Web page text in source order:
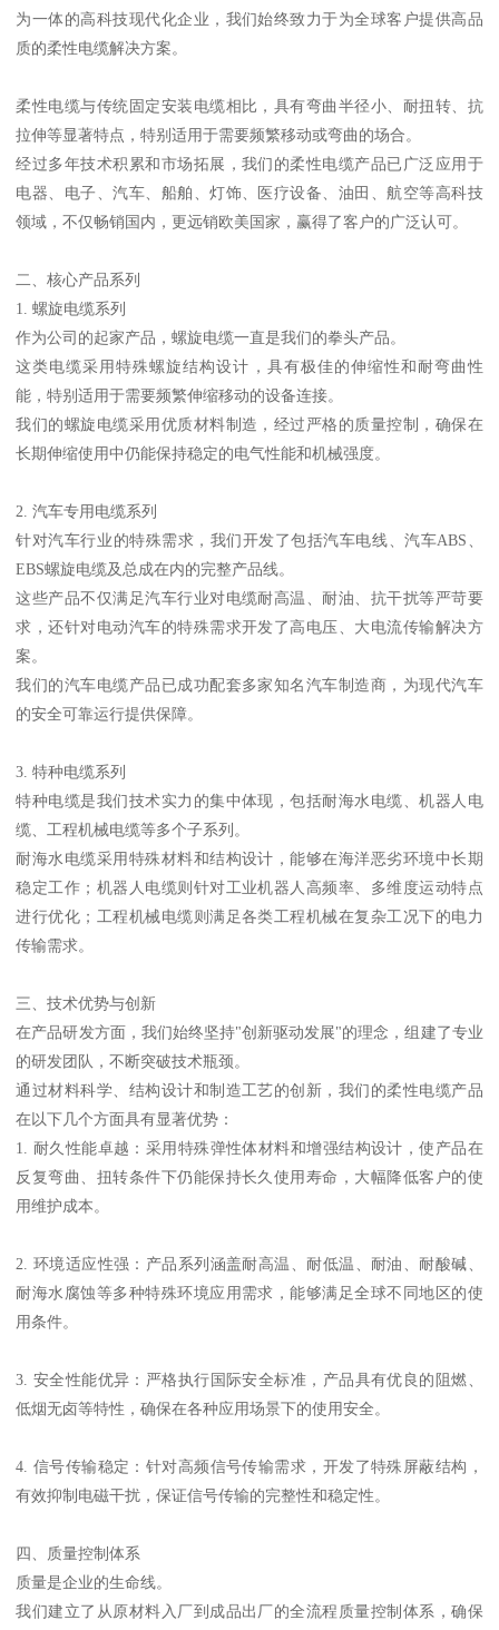
为一体的高科技现代化企业，我们始终致力于为全球客户提供高品
质的柔性电缆解决方案。
柔性电缆与传统固定安装电缆相比，具有弯曲半径小、耐扭转、抗
拉伸等显著特点，特别适用于需要频繁移动或弯曲的场合。
经过多年技术积累和市场拓展，我们的柔性电缆产品已广泛应用于
电器、电子、汽车、船舶、灯饰、医疗设备、油田、航空等高科技
领域，不仅畅销国内，更远销欧美国家，赢得了客户的广泛认可。
二、核心产品系列
1. 螺旋电缆系列
作为公司的起家产品，螺旋电缆一直是我们的拳头产品。
这类电缆采用特殊螺旋结构设计，具有极佳的伸缩性和耐弯曲性
能，特别适用于需要频繁伸缩移动的设备连接。
我们的螺旋电缆采用优质材料制造，经过严格的质量控制，确保在
长期伸缩使用中仍能保持稳定的电气性能和机械强度。
2. 汽车专用电缆系列
针对汽车行业的特殊需求，我们开发了包括汽车电线、汽车ABS、
EBS螺旋电缆及总成在内的完整产品线。
这些产品不仅满足汽车行业对电缆耐高温、耐油、抗干扰等严苛要
求，还针对电动汽车的特殊需求开发了高电压、大电流传输解决方
案。
我们的汽车电缆产品已成功配套多家知名汽车制造商，为现代汽车
的安全可靠运行提供保障。
3. 特种电缆系列
特种电缆是我们技术实力的集中体现，包括耐海水电缆、机器人电
缆、工程机械电缆等多个子系列。
耐海水电缆采用特殊材料和结构设计，能够在海洋恶劣环境中长期
稳定工作；机器人电缆则针对工业机器人高频率、多维度运动特点
进行优化；工程机械电缆则满足各类工程机械在复杂工况下的电力
传输需求。
三、技术优势与创新
在产品研发方面，我们始终坚持"创新驱动发展"的理念，组建了专业
的研发团队，不断突破技术瓶颈。
通过材料科学、结构设计和制造工艺的创新，我们的柔性电缆产品
在以下几个方面具有显著优势：
1. 耐久性能卓越：采用特殊弹性体材料和增强结构设计，使产品在
反复弯曲、扭转条件下仍能保持长久使用寿命，大幅降低客户的使
用维护成本。
2. 环境适应性强：产品系列涵盖耐高温、耐低温、耐油、耐酸碱、
耐海水腐蚀等多种特殊环境应用需求，能够满足全球不同地区的使
用条件。
3. 安全性能优异：严格执行国际安全标准，产品具有优良的阻燃、
低烟无卤等特性，确保在各种应用场景下的使用安全。
4. 信号传输稳定：针对高频信号传输需求，开发了特殊屏蔽结构，
有效抑制电磁干扰，保证信号传输的完整性和稳定性。
四、质量控制体系
质量是企业的生命线。
我们建立了从原材料入厂到成品出厂的全流程质量控制体系，确保